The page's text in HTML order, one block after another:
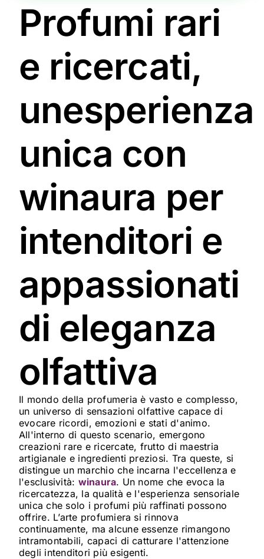
Profumi rari
e ricercati,
unesperienza
unica con
winaura per
intenditori e
appassionati
di eleganza
olfattiva
Il mondo della profumeria è vasto e complesso,
un universo di sensazioni olfattive capace di
evocare ricordi, emozioni e stati d'animo.
All'interno di questo scenario, emergono
creazioni rare e ricercate, frutto di maestria
artigianale e ingredienti preziosi. Tra queste, si
distingue un marchio che incarna l'eccellenza e
l'esclusività: winaura. Un nome che evoca la
ricercatezza, la qualità e l'esperienza sensoriale
unica che solo i profumi più raffinati possono
offrire. L’arte profumiera si rinnova
continuamente, ma alcune essenze rimangono
intramontabili, capaci di catturare l'attenzione
degli intenditori più esigenti.